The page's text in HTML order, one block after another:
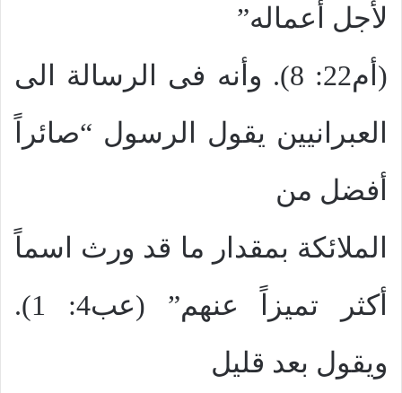
لأجل أعماله”
(أم22: 8). وأنه فى الرسالة الى
العبرانيين يقول الرسول “صائراً
أفضل من
الملائكة بمقدار ما قد ورث اسماً
أكثر تميزاً عنهم” (عب4: 1).
ويقول بعد قليل